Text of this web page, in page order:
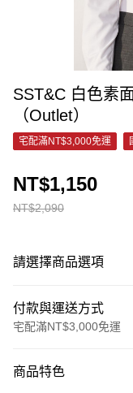
SST&C 白色素
（Outlet）
宅配滿NT$3,000免運
NT$2,090
NT$1,150
請選擇商品選項
付款與運送方式
宅配滿NT$3,000免運
信用卡一次付款
商品特色